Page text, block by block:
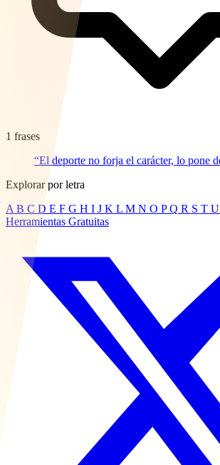
1 frases
“El deporte no forja el carácter, lo pone
Explorar por letra
A B C D E F G H I J K L M N O P Q R S T U
Herramientas Gratuitas